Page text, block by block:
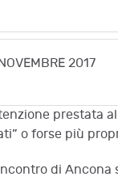
2017
prestata
o forse più
di Ancona